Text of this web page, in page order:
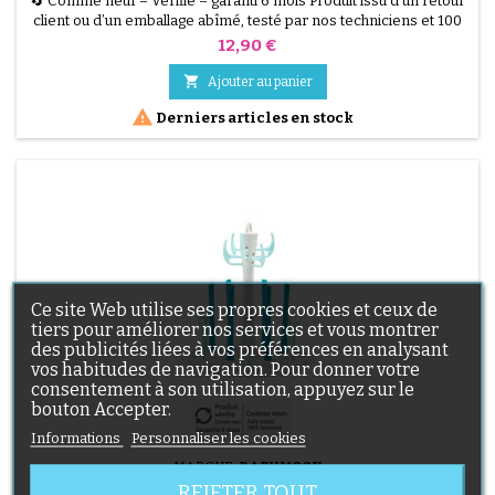
client ou d’un emballage abîmé, testé par nos techniciens et 100
% fonctionnel. Poubelle à couches Tommee Tippee Twist &amp;
Vendu sans recharges, recharges disponibles séparément.
Prix
12,90 €
 Ajouter au panier
 Derniers articles en stock
MARQUE:BABYMOOV
Ce site Web utilise ses propres cookies et ceux de
tiers pour améliorer nos services et vous montrer
des publicités liées à vos préférences en analysant
vos habitudes de navigation. Pour donner votre
consentement à son utilisation, appuyez sur le
bouton Accepter.
Informations Personnaliser les cookies